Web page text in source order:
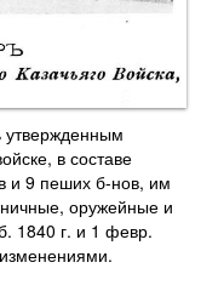
утвержденным
в составе
и 9 пеших б-нов, им
оружейные и
1840 г. и 1 февр.